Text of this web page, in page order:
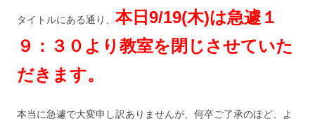
タイトルにある通り、 本日9/19(木)は急遽１
９：３０より教室を閉じさせていた
だきます。
本当に急遽で大変申し訳ありませんが、何卒ご了承のほど、よ